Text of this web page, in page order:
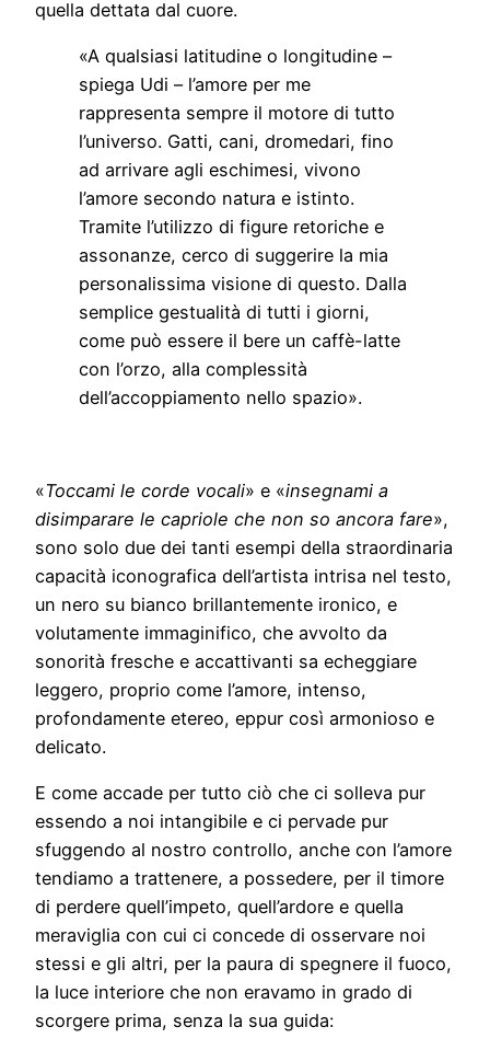
quella dettata dal cuore.
«A qualsiasi latitudine o longitudine –
spiega Udi – l’amore per me
rappresenta sempre il motore di tutto
l’universo. Gatti, cani, dromedari, fino
ad arrivare agli eschimesi, vivono
l’amore secondo natura e istinto.
Tramite l’utilizzo di figure retoriche e
assonanze, cerco di suggerire la mia
personalissima visione di questo. Dalla
semplice gestualità di tutti i giorni,
come può essere il bere un caffè-latte
con l’orzo, alla complessità
dell’accoppiamento nello spazio».
«Toccami le corde vocali» e «insegnami a
disimparare le capriole che non so ancora fare»,
sono solo due dei tanti esempi della straordinaria
capacità iconografica dell’artista intrisa nel testo,
un nero su bianco brillantemente ironico, e
volutamente immaginifico, che avvolto da
sonorità fresche e accattivanti sa echeggiare
leggero, proprio come l’amore, intenso,
profondamente etereo, eppur così armonioso e
delicato.
E come accade per tutto ciò che ci solleva pur
essendo a noi intangibile e ci pervade pur
sfuggendo al nostro controllo, anche con l’amore
tendiamo a trattenere, a possedere, per il timore
di perdere quell’impeto, quell’ardore e quella
meraviglia con cui ci concede di osservare noi
stessi e gli altri, per la paura di spegnere il fuoco,
la luce interiore che non eravamo in grado di
scorgere prima, senza la sua guida: